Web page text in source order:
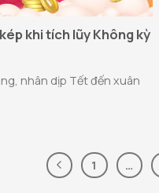
khi tích lũy Không kỳ
nhân dịp Tết đến xuân
1 …